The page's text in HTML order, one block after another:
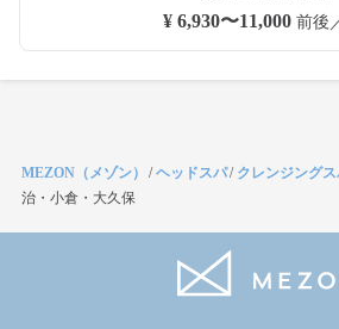
¥ 6,930〜11,000前後
MEZON（メゾン） /ヘッドスパ/ クレンジング
治・小倉・大久保